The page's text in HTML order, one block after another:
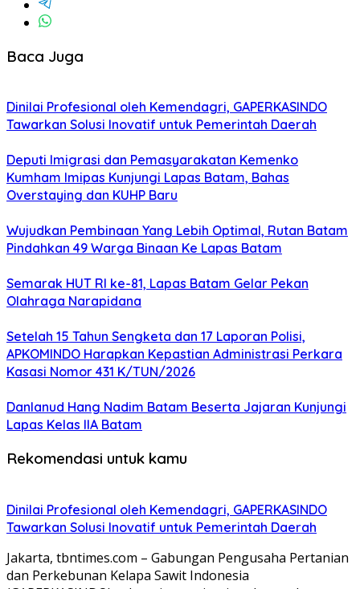
Baca Juga
Dinilai Profesional oleh Kemendagri, GAPERKASINDO
Tawarkan Solusi Inovatif untuk Pemerintah Daerah
Deputi Imigrasi dan Pemasyarakatan Kemenko
Kumham Imipas Kunjungi Lapas Batam, Bahas
Overstaying dan KUHP Baru
Wujudkan Pembinaan Yang Lebih Optimal, Rutan Batam
Pindahkan 49 Warga Binaan Ke Lapas Batam
Semarak HUT RI ke-81, Lapas Batam Gelar Pekan
Olahraga Narapidana
Setelah 15 Tahun Sengketa dan 17 Laporan Polisi,
APKOMINDO Harapkan Kepastian Administrasi Perkara
Kasasi Nomor 431 K/TUN/2026
Danlanud Hang Nadim Batam Beserta Jajaran Kunjungi
Lapas Kelas IIA Batam
Rekomendasi untuk kamu
Dinilai Profesional oleh Kemendagri, GAPERKASINDO
Tawarkan Solusi Inovatif untuk Pemerintah Daerah
Jakarta, tbntimes.com – Gabungan Pengusaha Pertanian
dan Perkebunan Kelapa Sawit Indonesia